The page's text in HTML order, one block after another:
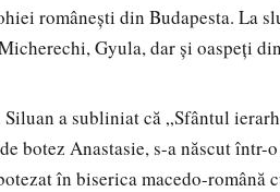
românești din Budapesta. La
Gyula, dar şi oaspeţi
a subliniat că „Sfântul
botez Anastasie, s-a născut
în biserica macedo-